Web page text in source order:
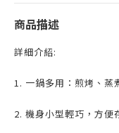
商品描述
詳細介紹:
1. 一鍋多用：煎烤、蒸
2. 機身小型輕巧，方便